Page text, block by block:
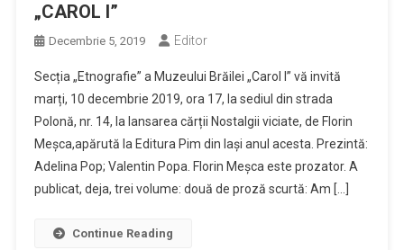
„CAROL I”
Decembrie 5, 2019 Editor
Secția „Etnografie” a Muzeului Brăilei „Carol I” vă invită
marți, 10 decembrie 2019, ora 17, la sediul din strada
Polonă, nr. 14, la lansarea cărții Nostalgii viciate, de Florin
Meșca,apărută la Editura Pim din Iași anul acesta. Prezintă:
Adelina Pop; Valentin Popa. Florin Meșca este prozator. A
publicat, deja, trei volume: două de proză scurtă: Am […]
Continue Reading